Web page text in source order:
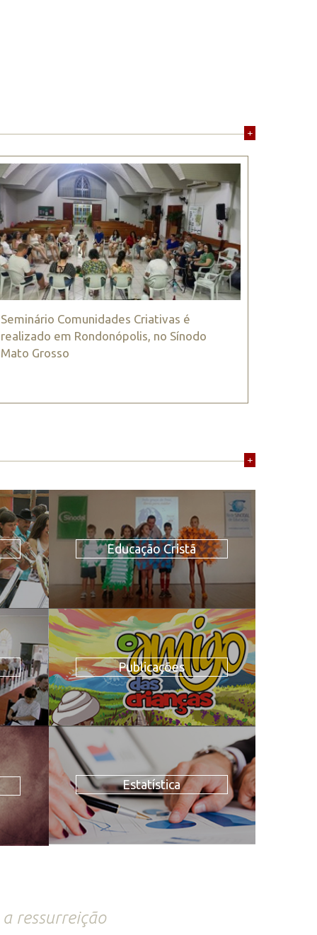
+
Seminário Comunidades Criativas é
realizado em Rondonópolis, no Sínodo
Mato Grosso
+
Educação Cristã
Publicações
Estatística
ressurreição